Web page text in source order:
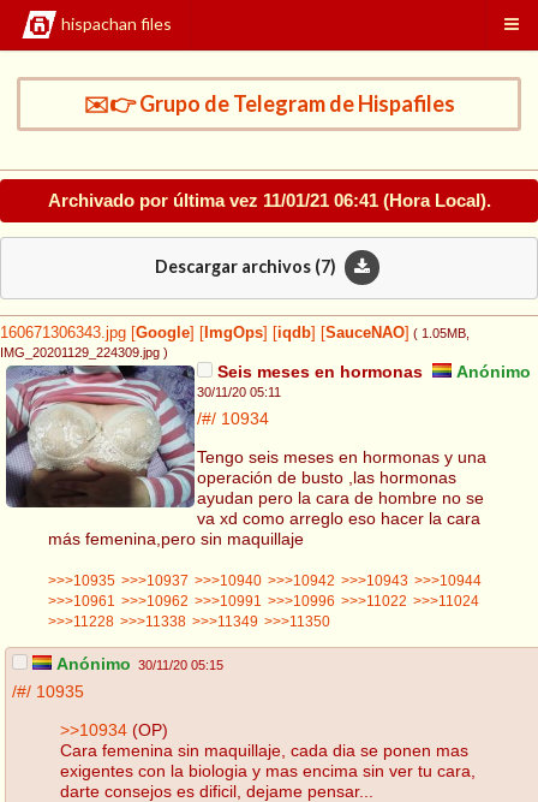
hispachan files
✉️👉 Grupo de Telegram de Hispafiles
Archivado por última vez 11/01/21 06:41(Hora Local).
Descargar archivos (7)
160671306343.jpg Google ImgOps iqdb SauceNAO ( 1.05MB
IMG_20201129_224309.jpg )
Seis meses en hormonas Anónimo
30/11/20 05:11
/#/ 10934
Tengo seis meses en hormonas y una
operación de busto ,las hormonas
ayudan pero la cara de hombre no se
va xd como arreglo eso hacer la cara
más femenina,pero sin maquillaje
>>>10935 >>>10937 >>>10940 >>>10942 >>>10943 >>>10944
>>>10961
>>>10962 >>>10991 >>>10996 >>>11022 >>>11024
>>>11228 >>>11338 >>>11349 >>>11350
Anónimo 30/11/20 05:15
/#/ 10935
>>10934 (OP)
Cara femenina sin maquillaje, cada dia se ponen mas
exigentes con la biologia y mas encima sin ver tu cara,
darte consejos es dificil, dejame pensar...